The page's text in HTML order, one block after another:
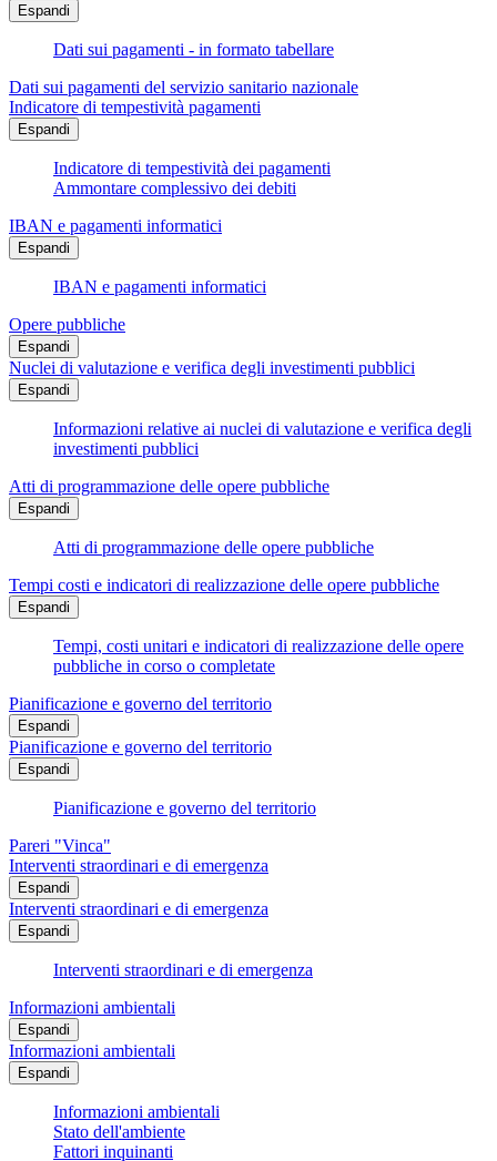
Espandi
Dati sui pagamenti - in formato tabellare
Dati sui pagamenti del servizio sanitario nazionale
Indicatore di tempestività pagamenti
Espandi
Indicatore di tempestività dei pagamenti
Ammontare complessivo dei debiti
IBAN e pagamenti informatici
Espandi
IBAN e pagamenti informatici
Opere pubbliche
Espandi
Nuclei di valutazione e verifica degli investimenti pubblici
Espandi
Informazioni relative ai nuclei di valutazione e verifica degli
investimenti pubblici
Atti di programmazione delle opere pubbliche
Espandi
Atti di programmazione delle opere pubbliche
Tempi costi e indicatori di realizzazione delle opere pubbliche
Espandi
Tempi, costi unitari e indicatori di realizzazione delle opere
pubbliche in corso o completate
Pianificazione e governo del territorio
Espandi
Pianificazione e governo del territorio
Espandi
Pianificazione e governo del territorio
Pareri "Vinca"
Interventi straordinari e di emergenza
Espandi
Interventi straordinari e di emergenza
Espandi
Interventi straordinari e di emergenza
Informazioni ambientali
Espandi
Informazioni ambientali
Espandi
Informazioni ambientali
Stato dell'ambiente
Fattori inquinanti